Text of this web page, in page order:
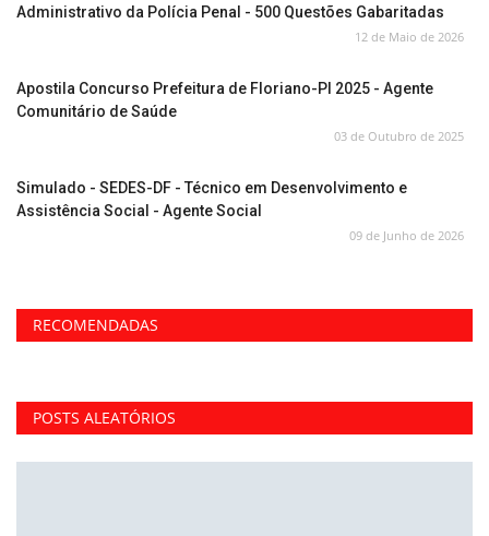
Administrativo da Polícia Penal - 500 Questões Gabaritadas
12 de Maio de 2026
Apostila Concurso Prefeitura de Floriano-PI 2025 - Agente
Comunitário de Saúde
03 de Outubro de 2025
Simulado - SEDES-DF - Técnico em Desenvolvimento e
Assistência Social - Agente Social
09 de Junho de 2026
RECOMENDADAS
POSTS ALEATÓRIOS